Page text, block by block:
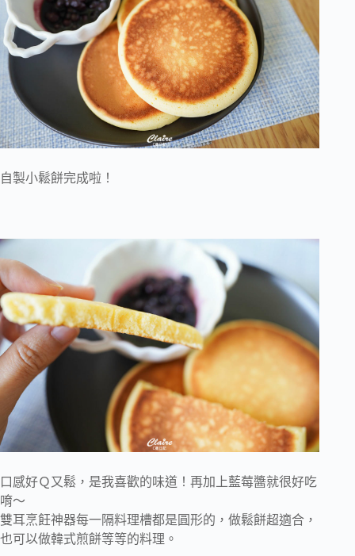
自製小鬆餅完成啦！
口感好Ｑ又鬆，是我喜歡的味道！再加上藍莓醬就很好吃
唷～
雙耳烹飪神器每一隔料理槽都是圓形的，做鬆餅超適合，
也可以做韓式煎餅等等的料理。